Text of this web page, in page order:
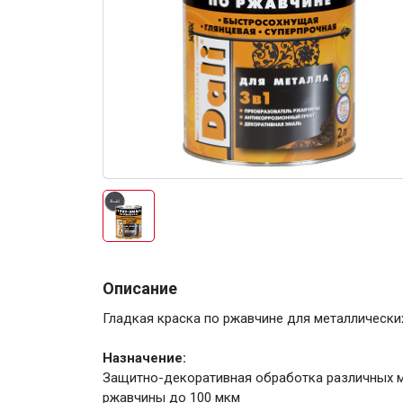
Описание
Гладкая краска по ржавчине для
Назначение:
Защитно-декоративная обработка различных
ржавчины до 100 мкм
Электро-
Анкеры
Канаты, шнуры